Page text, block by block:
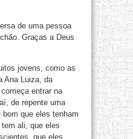
de uma pessoa
Graças a Deus
jovens, como as
Ana Luiza, da
entrar na
de repente uma
que eles tenham
ali, que eles
que eles